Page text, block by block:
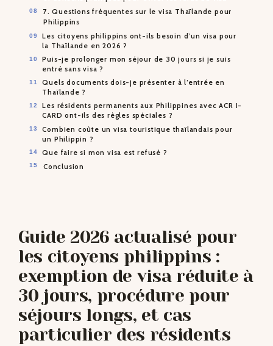
7. Questions fréquentes sur le visa Thaïlande pour
Philippins
Les citoyens philippins ont-ils besoin d’un visa pour
la Thaïlande en 2026 ?
Puis-je prolonger mon séjour de 30 jours si je suis
entré sans visa ?
Quels documents dois-je présenter à l’entrée en
Thaïlande ?
Les résidents permanents aux Philippines avec ACR I-
CARD ont-ils des règles spéciales ?
Combien coûte un visa touristique thaïlandais pour
un Philippin ?
Que faire si mon visa est refusé ?
Conclusion
Guide 2026 actualisé pour
les citoyens philippins :
exemption de visa réduite à
30 jours, procédure pour
séjours longs, et cas
particulier des résidents